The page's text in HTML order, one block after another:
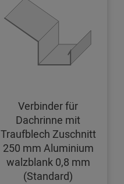
Verbinder für
Dachrinne mit
Traufblech Zuschnitt
250 mm Aluminium
walzblank 0,8 mm
(Standard)